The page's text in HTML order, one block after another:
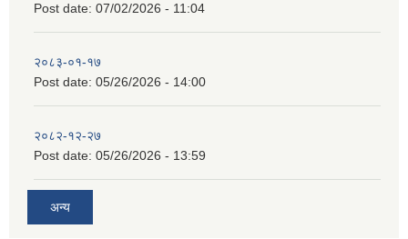
Post date: 07/02/2026 - 11:04
२०८३-०१-१७
Post date: 05/26/2026 - 14:00
२०८२-१२-२७
Post date: 05/26/2026 - 13:59
अन्य